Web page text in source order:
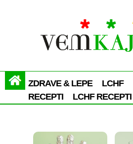
ZDRAVE & LEPE LCHF
RECEPTI
LCHF RECEPTI